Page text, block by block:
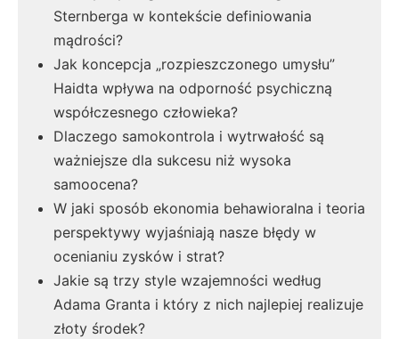
Sternberga w kontekście definiowania
mądrości?
Jak koncepcja „rozpieszczonego umysłu”
Haidta wpływa na odporność psychiczną
współczesnego człowieka?
Dlaczego samokontrola i wytrwałość są
ważniejsze dla sukcesu niż wysoka
samoocena?
W jaki sposób ekonomia behawioralna i teoria
perspektywy wyjaśniają nasze błędy w
ocenianiu zysków i strat?
Jakie są trzy style wzajemności według
Adama Granta i który z nich najlepiej realizuje
złoty środek?